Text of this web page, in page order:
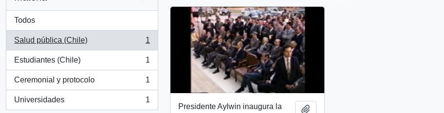
Todos
Salud pública (Chile)
, 1 resultados
1
Estudiantes (Chile)
, 1 resultados
1
Ceremonial y protocolo
, 1 resultados
1
Universidades
, 1 resultados
1
Presidente Aylwin inaugura la